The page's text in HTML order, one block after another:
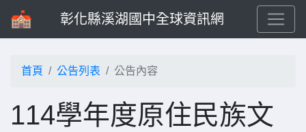
彰化縣溪湖國中全球資訊網
首頁 公告列表 公告內容
114學年度原住民族文